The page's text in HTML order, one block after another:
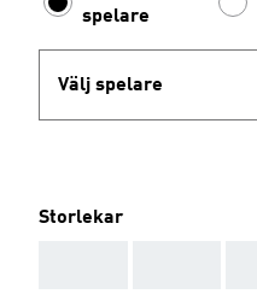
spelare
Välj spelare
Storlekar